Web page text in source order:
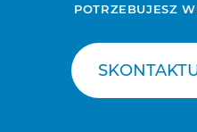
POTRZEBUJESZ